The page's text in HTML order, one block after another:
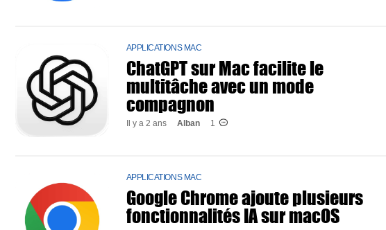
APPLICATIONS MAC
ChatGPT sur Mac facilite le
multitâche avec un mode
compagnon
Il y a 2 ans Alban 1
APPLICATIONS MAC
Google Chrome ajoute plusieurs
fonctionnalités IA sur macOS